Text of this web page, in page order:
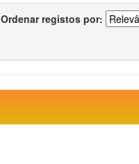
Ordenar registos por: